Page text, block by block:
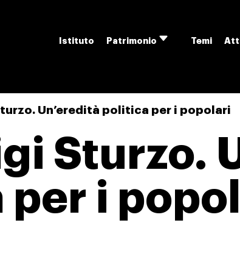
Istituto Patrimonio Temi
Un’eredità politica per i popolari
Sturzo.
i